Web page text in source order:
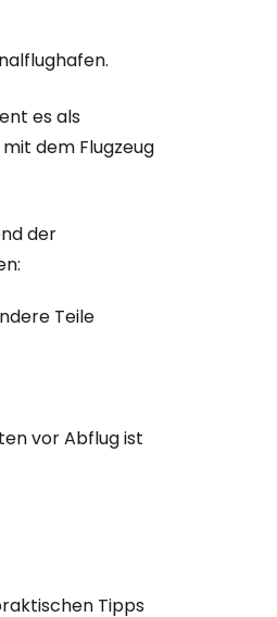
es als
dem Flugzeug
der
Teile
vor Abflug ist
Tipps